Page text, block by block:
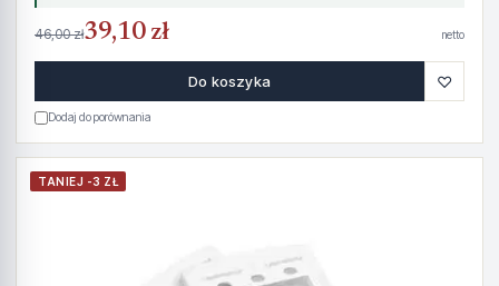
46,00 zł39,10 zł netto
Do koszyka ♡
Dodaj do porównania
TANIEJ -3 ZŁ